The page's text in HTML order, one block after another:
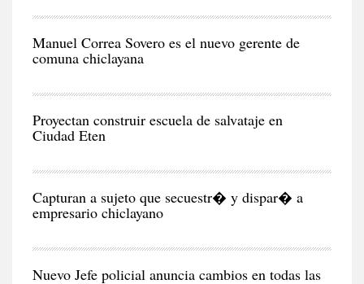
Manuel Correa Sovero es el nuevo gerente de
comuna chiclayana
Proyectan construir escuela de salvataje en
Ciudad Eten
Capturan a sujeto que secuestr� y dispar� a
empresario chiclayano
Nuevo Jefe policial anuncia cambios en todas las